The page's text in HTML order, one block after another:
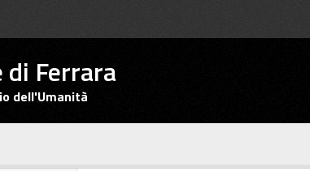
di Ferrara
dell'Umanità